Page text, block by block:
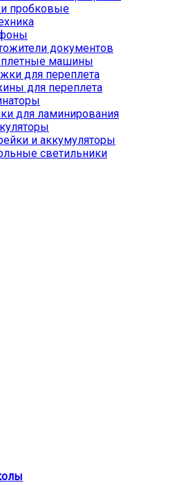
пробковые
документов
машины
для переплета
для переплета
для ламинирования
и аккумуляторы
светильники